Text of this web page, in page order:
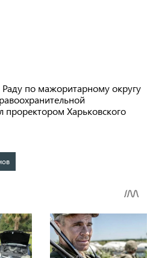
по мажоритарному округу
проректором Харьковского